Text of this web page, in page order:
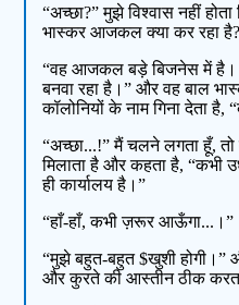
“अच्छा?” मुझे विश्वास नहीं
भास्कर आजकल क्या कर रहा
“वह आजकल बड़े बिजनेस में है।
बनवा रहा है।” और वह बाल
कॉलोनियों के नाम गिना देता
“अच्छा...!” मैं चलने लगता हूँ,
मिलाता है और कहता है, “कभी
ही कार्यालय है।”
“हाँ-हाँ, कभी ज़रूर आऊँगा...।”
“मुझे बहुत-बहुत $खुशी होगी।”
और कुरते की आस्तीन ठीक